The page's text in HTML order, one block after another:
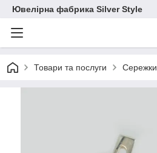
Ювелірна фабрика Silver Style
Товари та послуги Сережки